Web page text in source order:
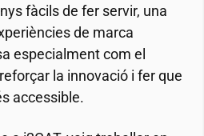
fàcils de fer servir, una
de marca
especialment com el
la innovació i fer que
accessible.